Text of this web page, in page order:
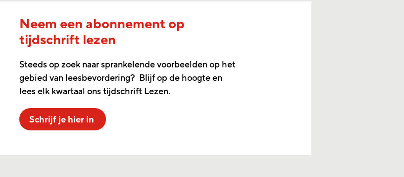
Neem een abonnement op
tijdschrift lezen
Steeds op zoek naar sprankelende voorbeelden op het
gebied van leesbevordering? Blijf op de hoogte en
lees elk kwartaal ons tijdschrift Lezen.
Schrijf je hier in